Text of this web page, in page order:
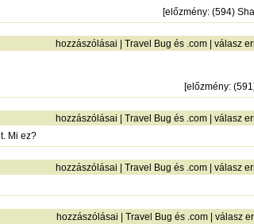
[előzmény: (594)
hozzászólásai Travel Bug és .com válasz
[előzmény:
hozzászólásai Travel Bug és .com válasz
Mi ez?
hozzászólásai Travel Bug és .com válasz
hozzászólásai Travel Bug és .com válasz